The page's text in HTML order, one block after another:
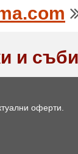
и
оферти.